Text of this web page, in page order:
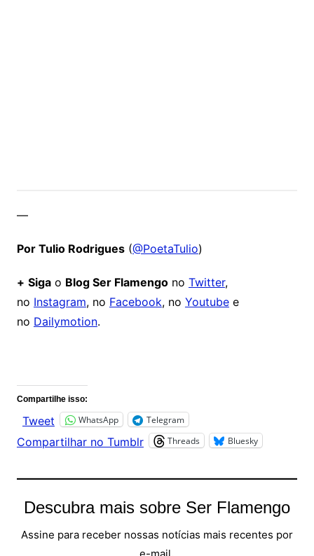
—
Por Tulio Rodrigues(@PoetaTulio)
+ Sigao Blog Ser Flamengono Twitter,
no Instagram, no Facebook, no Youtubee
no Dailymotion.
Compartilhe isso:
Tweet WhatsApp Telegram
Compartilhar no Tumblr Threads Bluesky
Descubra mais sobre Ser Flamengo
Assine para receber nossas notícias mais recentes por